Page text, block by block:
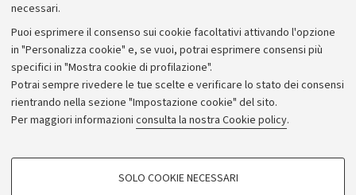
necessari.
Puoi esprimere il consenso sui cookie facoltativi attivando l'opzione
in "Personalizza cookie" e, se vuoi, potrai esprimere consensi più
specifici in "Mostra cookie di profilazione".
Potrai sempre rivedere le tue scelte e verificare lo stato dei consensi
rientrando nella sezione "Impostazione cookie" del sito.
Per maggiori informazioni consulta la nostra Cookie policy.
COOKIE DI PROFILAZIONE - FACOLTATIVI
SOLO COOKIE NECESSARI
Bandi, gare e concorsi
Albo online
Amministrazione trasparente
Atti di notifica
Informazioni sul sito e accessibilità
Dichiarazione di accessibilità
Privacy e note legali